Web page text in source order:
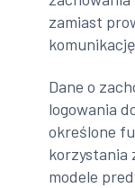
zamiast
Dane o
logowania
określone
korzystania
modele